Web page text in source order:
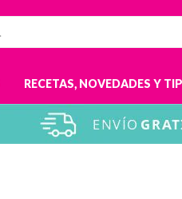
RECETAS, NOVEDADES Y